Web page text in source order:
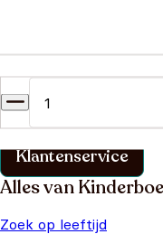
Vind binnen no-time
klantenservice pagina.
Klantenservice
Alles van
Zoek op leeftijd